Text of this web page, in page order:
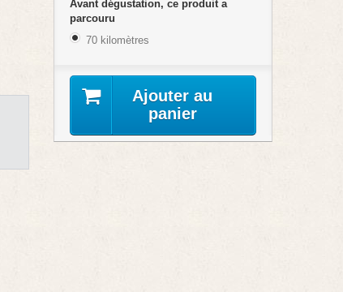
Avant dégustation, ce produit a
parcouru
70 kilomètres
Ajouter au
panier